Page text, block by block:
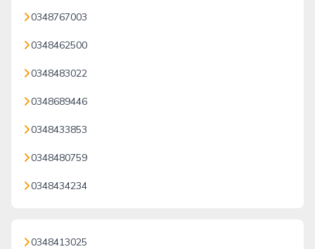
0348767003
0348462500
0348483022
0348689446
0348433853
0348480759
0348434234
0348413025